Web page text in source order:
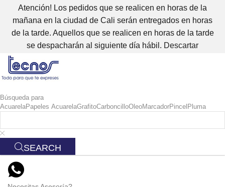
Atención! Los pedidos que se realicen en horas de la
mañana en la ciudad de Cali serán entregados en horas
de la tarde. Aquellos que se realicen en horas de la tarde
se despacharán al siguiente día hábil. Descartar
Búsqueda para
AcuarelaPapeles AcuarelaGrafitoCarboncilloOleoMarcadorPincel Pluma
SEARCH